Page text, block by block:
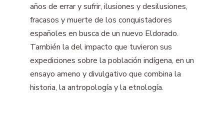
años de errar y sufrir, ilusiones y desilusiones,
fracasos y muerte de los conquistadores
españoles en busca de un nuevo Eldorado.
También la del impacto que tuvieron sus
expediciones sobre la población indígena, en un
ensayo ameno y divulgativo que combina la
historia, la antropología y la etnología.